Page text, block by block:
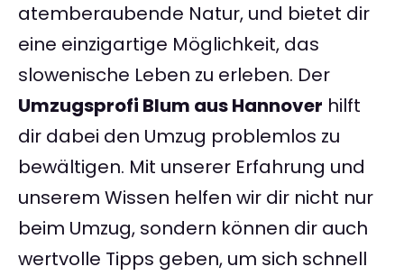
atemberaubende Natur, und bietet dir
eine einzigartige Möglichkeit, das
slowenische Leben zu erleben. Der
Umzugsprofi Blum aus Hannover hilft
dir dabei den Umzug problemlos zu
bewältigen. Mit unserer Erfahrung und
unserem Wissen helfen wir dir nicht nur
beim Umzug, sondern können dir auch
wertvolle Tipps geben, um sich schnell